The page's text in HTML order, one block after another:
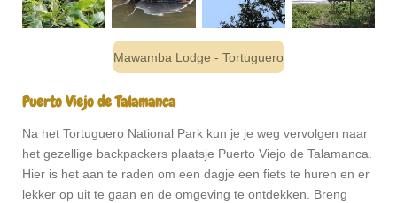
Mawamba Lodge - Tortuguero
Puerto Viejo de Talamanca
Na het Tortuguero National Park kun je je weg vervolgen naar
het gezellige backpackers plaatsje Puerto Viejo de Talamanca.
Hier is het aan te raden om een dagje een fiets te huren en er
lekker op uit te gaan en de omgeving te ontdekken. Breng